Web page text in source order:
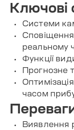
Ключові
Системи
реальному
Функції
Прогнозне
часом
Виявлення